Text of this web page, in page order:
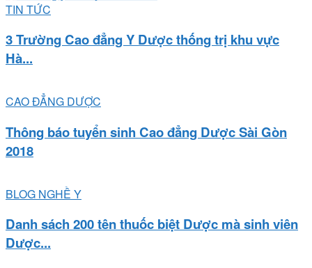
TIN TỨC
3 Trường Cao đẳng Y Dược thống trị khu vực
Hà...
CAO ĐẲNG DƯỢC
Thông báo tuyển sinh Cao đẳng Dược Sài Gòn
2018
BLOG NGHỀ Y
Danh sách 200 tên thuốc biệt Dược mà sinh viên
Dược...